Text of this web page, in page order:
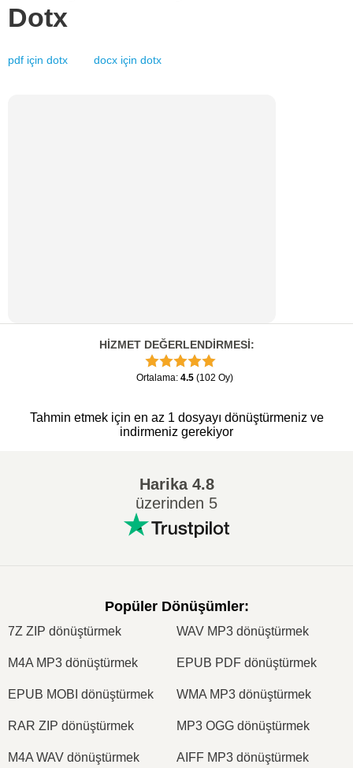
Dotx
pdf için dotx docx için dotx
HİZMET DEĞERLENDİRMESİ:
Ortalama: 4.5 (102 Oy)
Tahmin etmek için en az 1 dosyayı dönüştürmeniz ve
indirmeniz gerekiyor
Harika4.8
üzerinden 5
Popüler Dönüşümler:
7Z ZIP dönüştürmek WAV MP3 dönüştürmek
M4A MP3 dönüştürmek EPUB PDF dönüştürmek
EPUB MOBI dönüştürmek WMA MP3 dönüştürmek
RAR ZIP dönüştürmek MP3 OGG dönüştürmek
M4A WAV dönüştürmek AIFF MP3 dönüştürmek